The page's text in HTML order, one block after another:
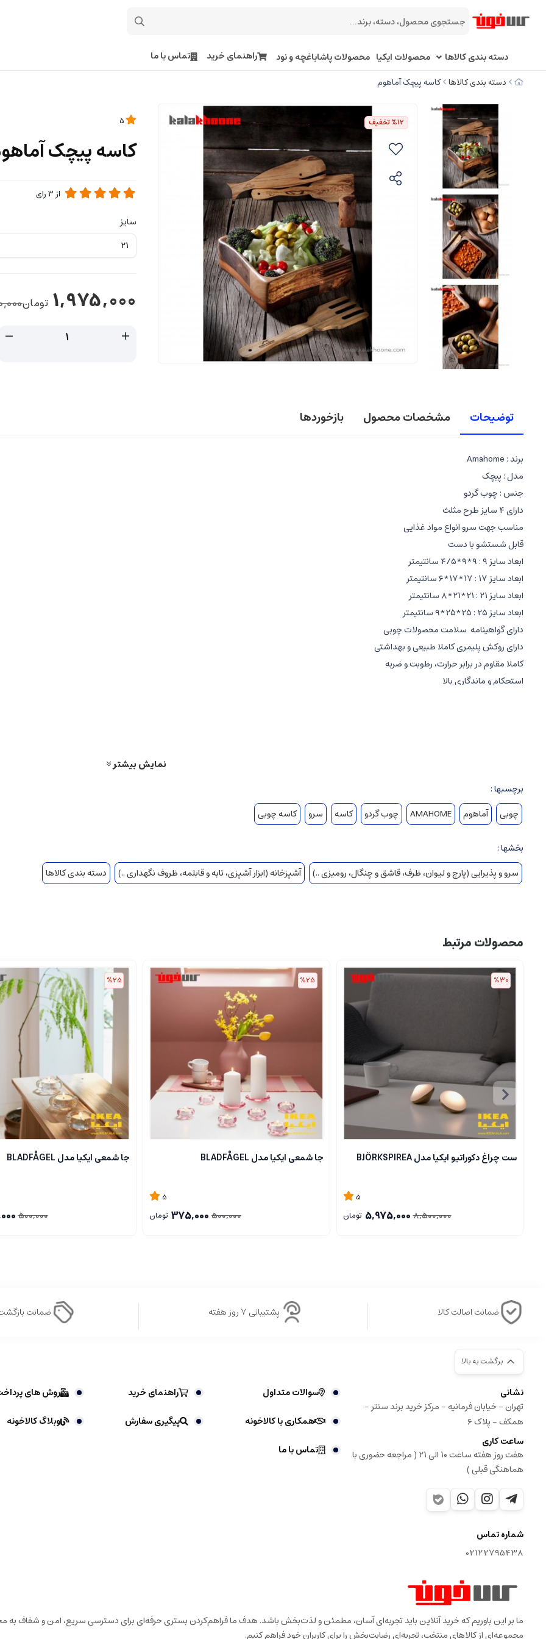
دسته بندی کالاها محصولات ایکیا محصولات پاشاباغچه و نود راهنمای خرید تماس با ما
دسته بندی کالاها کاسه پیچک آماهوم
%12تخفیف
کاسه پیچک
از3رای
سایز
1,975,000 تومان
توضیحات مشخصات محصول بازخوردها
برند : Amahome
مدل : پیچک
جنس : چوب گردو
دارای ۴ سایز طرح مثلث
مناسب جهت سرو انواع مواد غذایی
قابل شستشو با دست
ابعاد سایز ۹ : ۹*۹*۴/۵ سانتیمتر
ابعاد سایز ۱۷ : ۱۷*۱۷*۶ سانتیمتر
ابعاد سایز ۲۱ : ۲۱*۲۱*۸ سانتیمتر
ابعاد سایز ۲۵ : ۲۵*۲۵*۹ سانتیمتر
دارای گواهینامه سلامت محصولات چوبی
دارای روکش پلیمری کاملا طبیعی و بهداشتی
کاملا مقاوم در برابر حرارت، رطوبت و ضربه
استحکام و ماندگاری بالا
بعد از شستشو به صورت کامل خشک شود
نمایش بیشتر
برچسبها :
چوبی
آماهوم AMAHOME چوب گردو کاسه سرو کاسه چوبی
بخشها :
سرو و پذیرایی (پارچ و لیوان، ظرف، قاشق و چنگال، رومیزی ..)
آشپزخانه (ابزار آشپزی، تابه و قابلمه، ظروف نگهداری ..) دسته بندی کالاها
محصولات مرتبط
%30
ست چراغ دکوراتیو ایکیا مدل BJÖRKSPIREA
5
8,500,000
5,975,000 تومان
%25
جا شمعی ایکیا مدل BLADFÅGEL
5
500,000
375,000 تومان
%25
جا شمعی ایکیا مدل BLADFÅGEL
500,000
ضمانت اصالت کالا پشتیبانی ۷ روز هفته ضمانت
برگشت به بالا
نشانی
تهران - خیابان فرمانیه - مرکز خرید برند سنتر -
همکف - پلاک ۶
ساعت کاری
هفت روز هفته ساعت ۱۰ الی ۲۱ ( مراجعه حضوری با
هماهنگی قبلی )
شماره تماس
02122795438
سوالات متداول راهنمای خرید
روش های
همکاری با کالاخونه
پیگیری سفارش
وبلاگ کالاخونه
تماس با ما
ما بر این باوریم که خرید آنلاین باید تجربه‌ای آسان، مطمئن و لذت‌بخش باشد. هدف ما فراهم‌کردن بستری حرفه‌ای برای دسترسی سریع، امن و شفاف به
مجموعه‌ای از کالاهای منتخب، تجربه‌ای رضایت‌بخش را برای کاربران خود فراهم کنیم.